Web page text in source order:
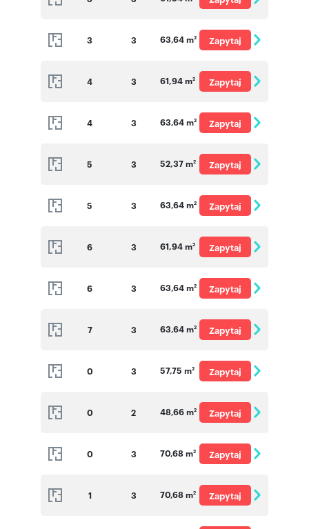
3 3 63,64 m2
Zapytaj
4 3 61,94 m2
Zapytaj
4 3 63,64 m2
Zapytaj
5 3 52,37 m2
Zapytaj
5 3 63,64 m2
Zapytaj
6 3 61,94 m2
Zapytaj
6 3 63,64 m2
Zapytaj
7 3 63,64 m2
Zapytaj
0 3 57,75 m2
Zapytaj
0 2 48,66 m2
Zapytaj
0 3 70,68 m2
Zapytaj
1 3 70,68 m2
Zapytaj